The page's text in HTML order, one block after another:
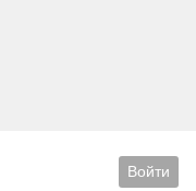
Войти